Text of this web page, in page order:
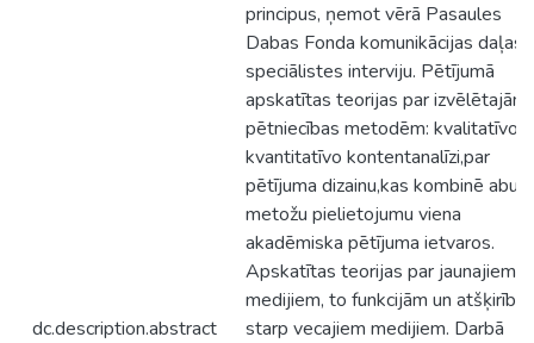
dc.description.abstract
principus, ņemot vērā Pasaules
Dabas Fonda komunikācijas daļas
speciālistes interviju. Pētījumā
apskatītas teorijas par izvēlētajām
pētniecības metodēm: kvalitatīvo
kvantitatīvo kontentanalīzi,par
pētījuma dizainu,kas kombinē abu
metožu pielietojumu viena
akadēmiska pētījuma ietvaros.
Apskatītas teorijas par jaunajiem
medijiem, to funkcijām un
starp vecajiem medijiem. Darbā